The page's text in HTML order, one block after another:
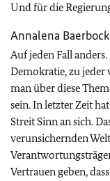
Und für die
Annalena
Auf jeden Fall
Demokratie, zu
man über diese
sein. In letzter Zeit
Streit Sinn an sich.
verunsichernden
Vertrauen geben,